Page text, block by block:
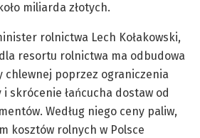
miliarda złotych.
rolnictwa Lech Kołakowski,
resortu rolnictwa ma odbudowa
chlewnej poprzez ograniczenia
skrócenie łańcucha dostaw od
Według niego ceny paliw,
kosztów rolnych w Polsce